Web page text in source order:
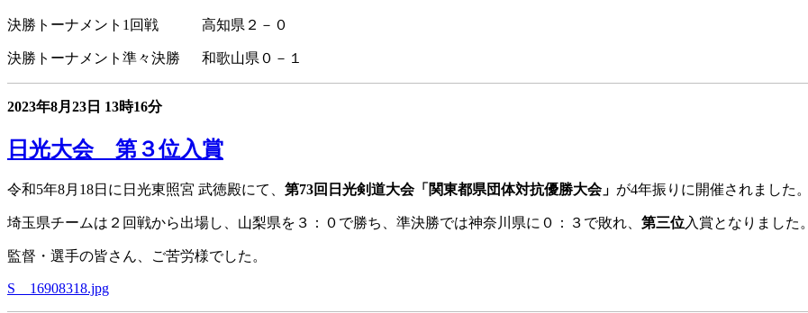
決勝トーナメント1回戦 高知県２－０
決勝トーナメント準々決勝 和歌山県０－１
2023年8月23日 13時16分
日光大会 第３位入賞
令和5年8月18日に日光東照宮 武徳殿にて、 第73回日光剣道大会「関東都県団体対抗優勝大会」 が4年振りに開催されました。
埼玉県チームは２回戦から出場し、山梨県を３：０で勝ち、準決勝では神奈川県に０：３で敗れ、 第三位入賞となりました。
監督・選手の皆さん、ご苦労様でした。
S__16908318.jpg